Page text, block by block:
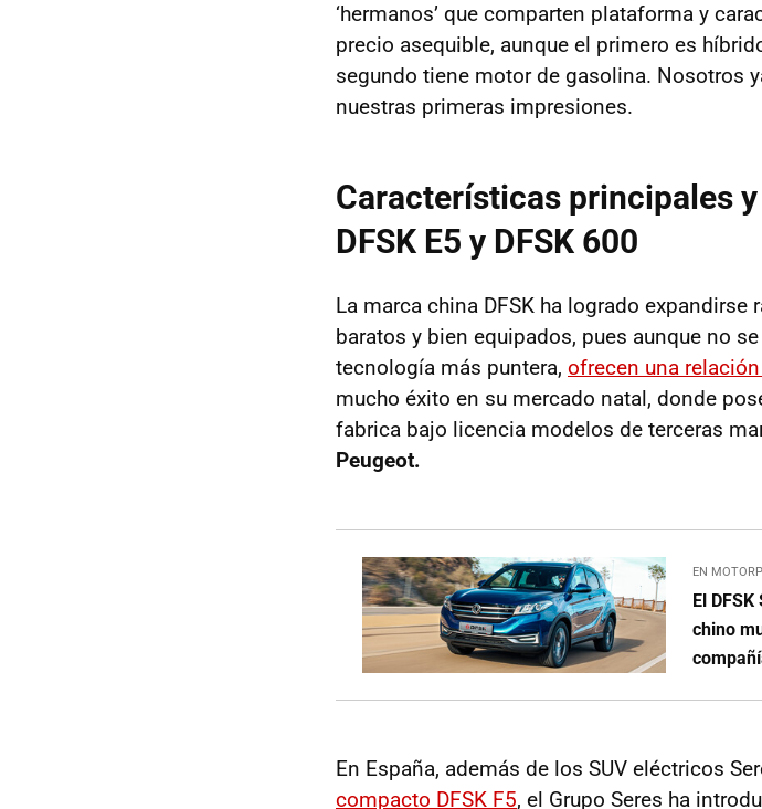
‘hermanos’ que comparten plataforma y
precio asequible, aunque el primero es
segundo tiene motor de gasolina. Nosotros
nuestras primeras impresiones.
Características principales
DFSK E5 y DFSK 600
La marca china DFSK ha logrado
baratos y bien equipados, pues aunque no
tecnología más puntera, ofrecen una
mucho éxito en su mercado natal, donde
fabrica bajo licencia modelos de terceras
Peugeot.
EN
El
chino
En España, además de los SUV eléctricos
compacto DFSK F5, el Grupo Seres ha